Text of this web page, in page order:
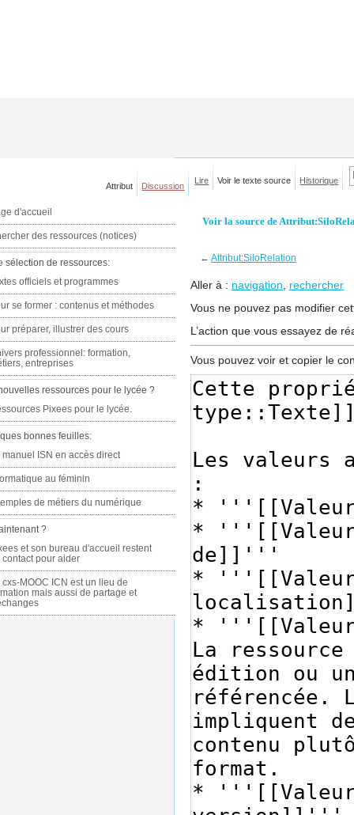
Voir la source de
← Attribut:SiloRelation
Aller à : navigation, rechercher
Vous ne pouvez pas modifier
L’action que vous essayez de
Vous pouvez voir et copier le
Attribut Discussion
Lire Voir le texte source Historique
d'accueil
des ressources (notices)
sélection de ressources:
officiels et programmes
se former : contenus et méthodes
préparer, illustrer des cours
professionnel: formation,
entreprises
ressources pour le lycée ?
Pixees pour le lycée.
bonnes feuilles:
manuel ISN en accès direct
au féminin
de métiers du numérique
?
et son bureau d'accueil restent
contact pour aider
cxs-MOOC ICN est un lieu de
mais aussi de partage et